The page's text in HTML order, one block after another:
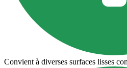
Convient à diverses surfaces lisses